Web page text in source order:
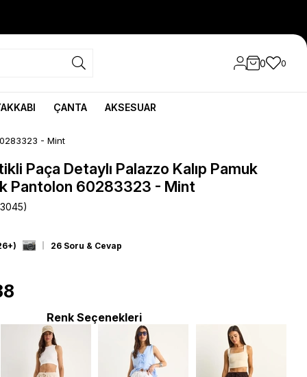
0 0
ÇANTA AKSESUAR
- Mint
Paça Detaylı Palazzo Kalıp Pamuk
Pantolon 60283323 - Mint
26 Soru & Cevap
Renk Seçenekleri